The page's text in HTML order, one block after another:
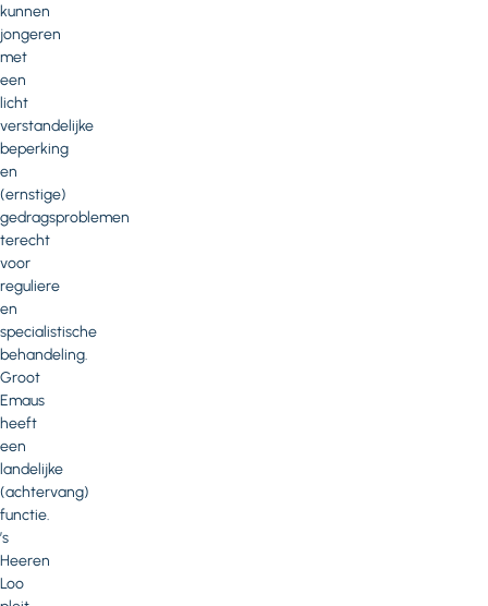
kunnen
jongeren
met
een
licht
verstandelijke
beperking
en
(ernstige)
gedragsproblemen
terecht
voor
reguliere
en
specialistische
behandeling.
Groot
Emaus
heeft
een
landelijke
(achtervang)
functie.
’s
Heeren
Loo